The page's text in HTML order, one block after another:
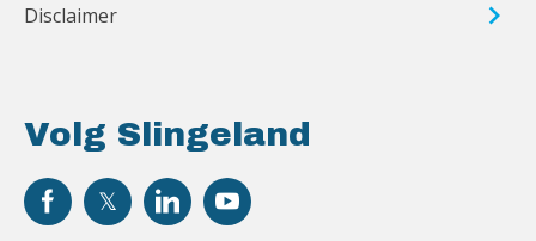
Volg Slingeland
Disclaimer